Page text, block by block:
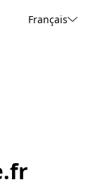
Français